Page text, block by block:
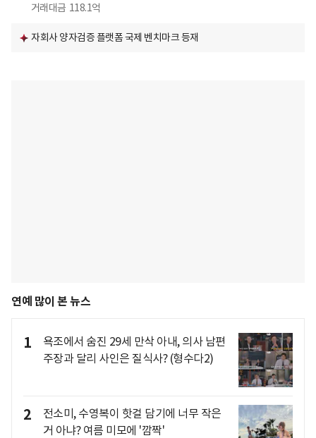
거래대금 118.1억
자회사 양자검증 플랫폼 국제 벤치마크 등재
연예 많이 본 뉴스
1
욕조에서 숨진 29세 만삭 아내, 의사 남편
주장과 달리 사인은 질식사? (형수다2)
2
전소미, 수영복이 핫걸 담기에 너무 작은
거 아냐? 여름 미모에 '깜짝'